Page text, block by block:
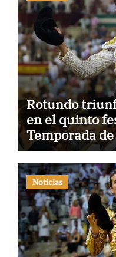
Rotundo
en el quinto
Temporada
Noticias